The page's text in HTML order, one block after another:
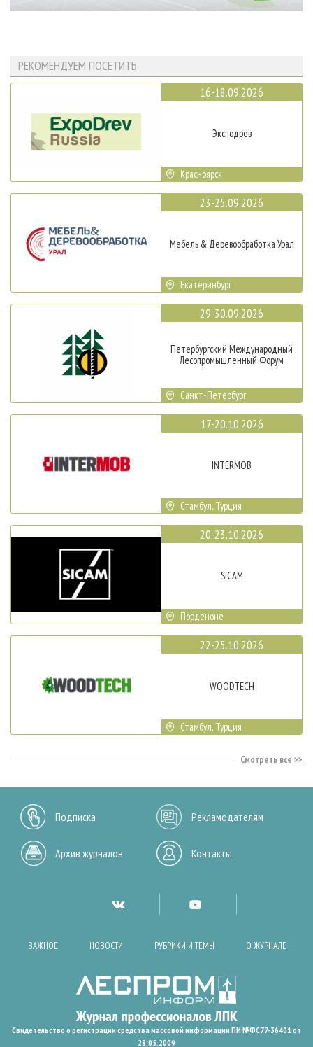
РЕКОМЕНДУЕМ ПОСЕТИТЬ
16-18.09.2026
Эксподрев
Красноярск
23-25.09.2026
Мебель & Деревообработка Урал
Екатеринбург
29-30.09.2026
Петербургский Международный
Лесопромышленный Форум
Санкт-Петербург
17-20.10.2026
INTERMOB
Стамбул, Турция
20-23.10.2026
SICAM
Порденоне
22-25.10.2026
WOODTECH
Стамбул, Турция
Смотреть все
Подписка Рекламодателям
Архив журналов Контакты
ВАЖНОЕ НОВОСТИ РУБРИКИ И ТЕМЫ О ЖУРНАЛЕ
Свидетельство о регистрации средства массовой информации ПИ №ФС77-36401 от
28.05.2009